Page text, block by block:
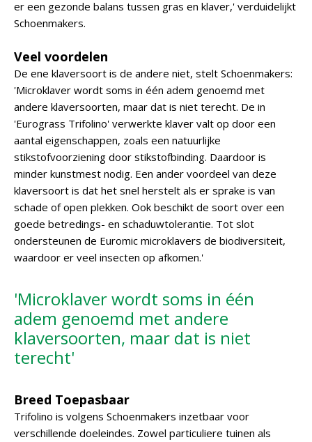
er een gezonde balans tussen gras en klaver,' verduidelijkt
Schoenmakers.
Veel voordelen
De ene klaversoort is de andere niet, stelt Schoenmakers:
'Microklaver wordt soms in één adem genoemd met
andere klaversoorten, maar dat is niet terecht. De in
'Eurograss Trifolino' verwerkte klaver valt op door een
aantal eigenschappen, zoals een natuurlijke
stikstofvoorziening door stikstofbinding. Daardoor is
minder kunstmest nodig. Een ander voordeel van deze
klaversoort is dat het snel herstelt als er sprake is van
schade of open plekken. Ook beschikt de soort over een
goede betredings- en schaduwtolerantie. Tot slot
ondersteunen de Euromic microklavers de biodiversiteit,
waardoor er veel insecten op afkomen.'
'Microklaver wordt soms in één
adem genoemd met andere
klaversoorten, maar dat is niet
terecht'
Breed Toepasbaar
Trifolino is volgens Schoenmakers inzetbaar voor
verschillende doeleindes. Zowel particuliere tuinen als